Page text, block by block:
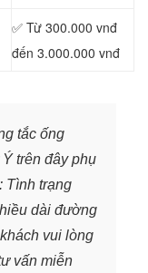
✅ Từ 300.000 vnđ
đến 3.000.000 vnđ
tắc ống
trên đây phụ
Tình trạng
dài đường
vui lòng
vấn miễn